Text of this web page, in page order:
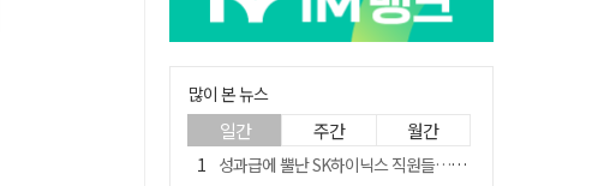
많이 본 뉴스
일간 주간 월간
성과급에 뿔난 SK하이닉스 직원들…3500명 모여 '새 노조' 만든다